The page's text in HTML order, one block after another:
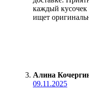
каждый кусочек
ищет
Алина
09.11.2025